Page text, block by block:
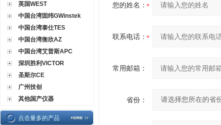
英国WEST
中国台湾固纬GWinstek
中国台湾泰仕TES
中国台湾衡欣AZ
中国台湾艾普斯APC
深圳胜利VICTOR
圣斯尔CE
广州技创
其他国产仪器
点击量多的产品
您的姓名：
联系电话：
常用邮箱：
省份：